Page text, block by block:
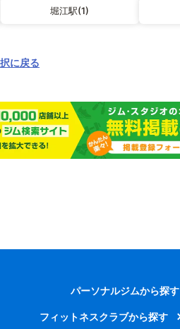
堀江駅(1)
に戻る
パーソナルジムから探す
フィットネスクラブから探す